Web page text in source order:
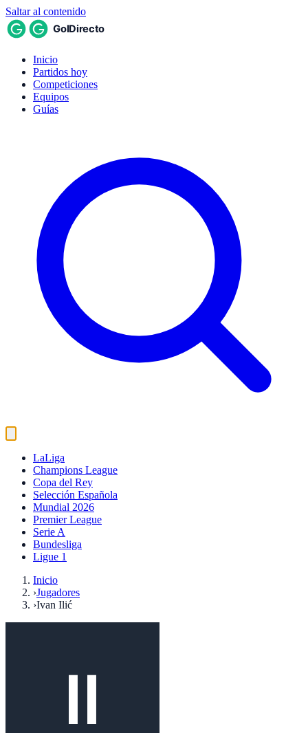
Saltar al contenido
Inicio
Partidos hoy
Competiciones
Equipos
Guías
LaLiga
Champions League
Copa del Rey
Selección Española
Mundial 2026
Premier League
Serie A
Bundesliga
Ligue 1
Inicio
›Jugadores
›Ivan Ilić